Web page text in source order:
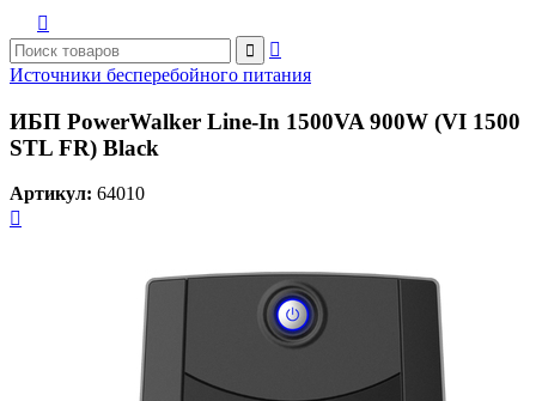



Источники бесперебойного питания
ИБП PowerWalker Line-In 1500VA 900W (VI 1500
STL FR) Black
Артикул: 64010
